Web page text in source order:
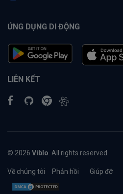
ỨNG DỤNG DI ĐỘNG
LIÊN KẾT
© 2026 Viblo . All rights reserved.
Về chúng tôi Phản hồi Giúp đỡ